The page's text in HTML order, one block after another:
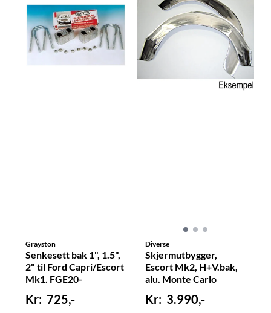
Grayston
Senkesett bak 1", 1.5",
2" til Ford Capri/Escort
Mk1. FGE20-
725,-
Diverse
Skjermutbygger,
Escort Mk2, H+V.bak,
alu. Monte Carlo
3.990,-